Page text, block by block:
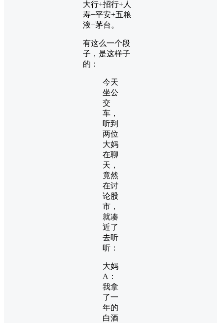
大行+招行+人
寿+平安+五粮
液+茅台。
有这么一个段
子，是这样子
的：
今天
坐公
交
车，
听到
两位
大妈
在聊
天，
竟然
在讨
论股
市，
就凑
近了
去听
听：
大妈
A：
我拿
了一
年的
白酒